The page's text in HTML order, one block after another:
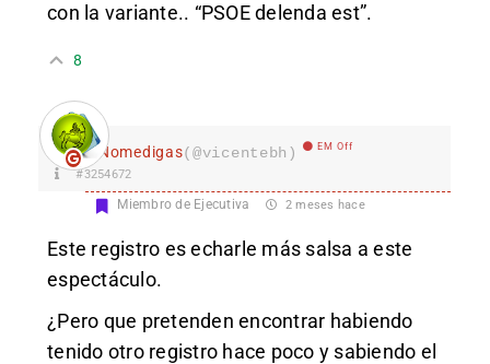
con la variante.. “PSOE delenda est”.
8
Nomedigas(@vicentebh) EM Off
#3254672
Miembro de Ejecutiva 2 meses hace
Este registro es echarle más salsa a este
espectáculo.
¿Pero que pretenden encontrar habiendo
tenido otro registro hace poco y sabiendo el